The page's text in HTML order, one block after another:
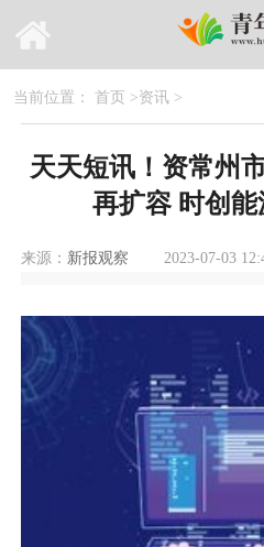
当前位置： 首页 >资讯>
天天短讯！资常州
再扩容 时创
来源： 新报观察 2023-07-03